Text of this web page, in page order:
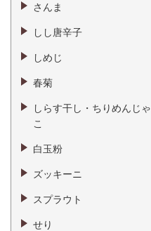
さんま
しし唐辛子
しめじ
春菊
しらす干し・ちりめんじゃ
こ
白玉粉
ズッキーニ
スプラウト
せり